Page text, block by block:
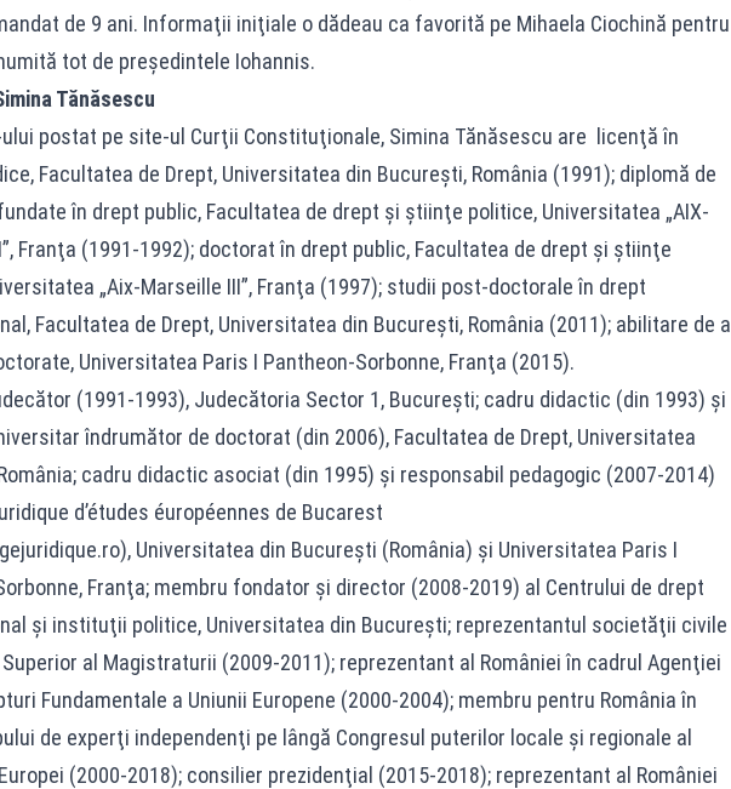
de 9 ani. Informaţii iniţiale o dădeau ca favorită pe Mihaela Ciochină pentru
tot de preşedintele Iohannis.
Tănăsescu
postat pe site-ul Curţii Constituţionale, Simina Tănăsescu are licenţă în
Facultatea de Drept, Universitatea din Bucureşti, România (1991); diplomă de
în drept public, Facultatea de drept şi ştiinţe politice, Universitatea „AIX-
Franţa (1991-1992); doctorat în drept public, Facultatea de drept şi ştiinţe
„Aix-Marseille III”, Franţa (1997); studii post-doctorale în drept
Facultatea de Drept, Universitatea din Bucureşti, România (2011); abilitare de a
Universitatea Paris I Pantheon-Sorbonne, Franţa (2015).
(1991-1993), Judecătoria Sector 1, Bucureşti; cadru didactic (din 1993) şi
îndrumător de doctorat (din 2006), Facultatea de Drept, Universitatea
cadru didactic asociat (din 1995) şi responsabil pedagogic (2007-2014)
d’études éuropéennes de Bucarest
Universitatea din Bucureşti (România) şi Universitatea Paris I
Franţa; membru fondator şi director (2008-2019) al Centrului de drept
şi instituţii politice, Universitatea din Bucureşti; reprezentantul societăţii civile
al Magistraturii (2009-2011); reprezentant al României în cadrul Agenţiei
Fundamentale a Uniunii Europene (2000-2004); membru pentru România în
de experţi independenţi pe lângă Congresul puterilor locale şi regionale al
(2000-2018); consilier prezidenţial (2015-2018); reprezentant al României